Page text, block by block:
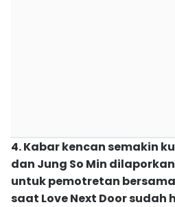
4. Kabar kencan semakin
dan Jung So Min
untuk pemotretan
saat Love Next Door sudah